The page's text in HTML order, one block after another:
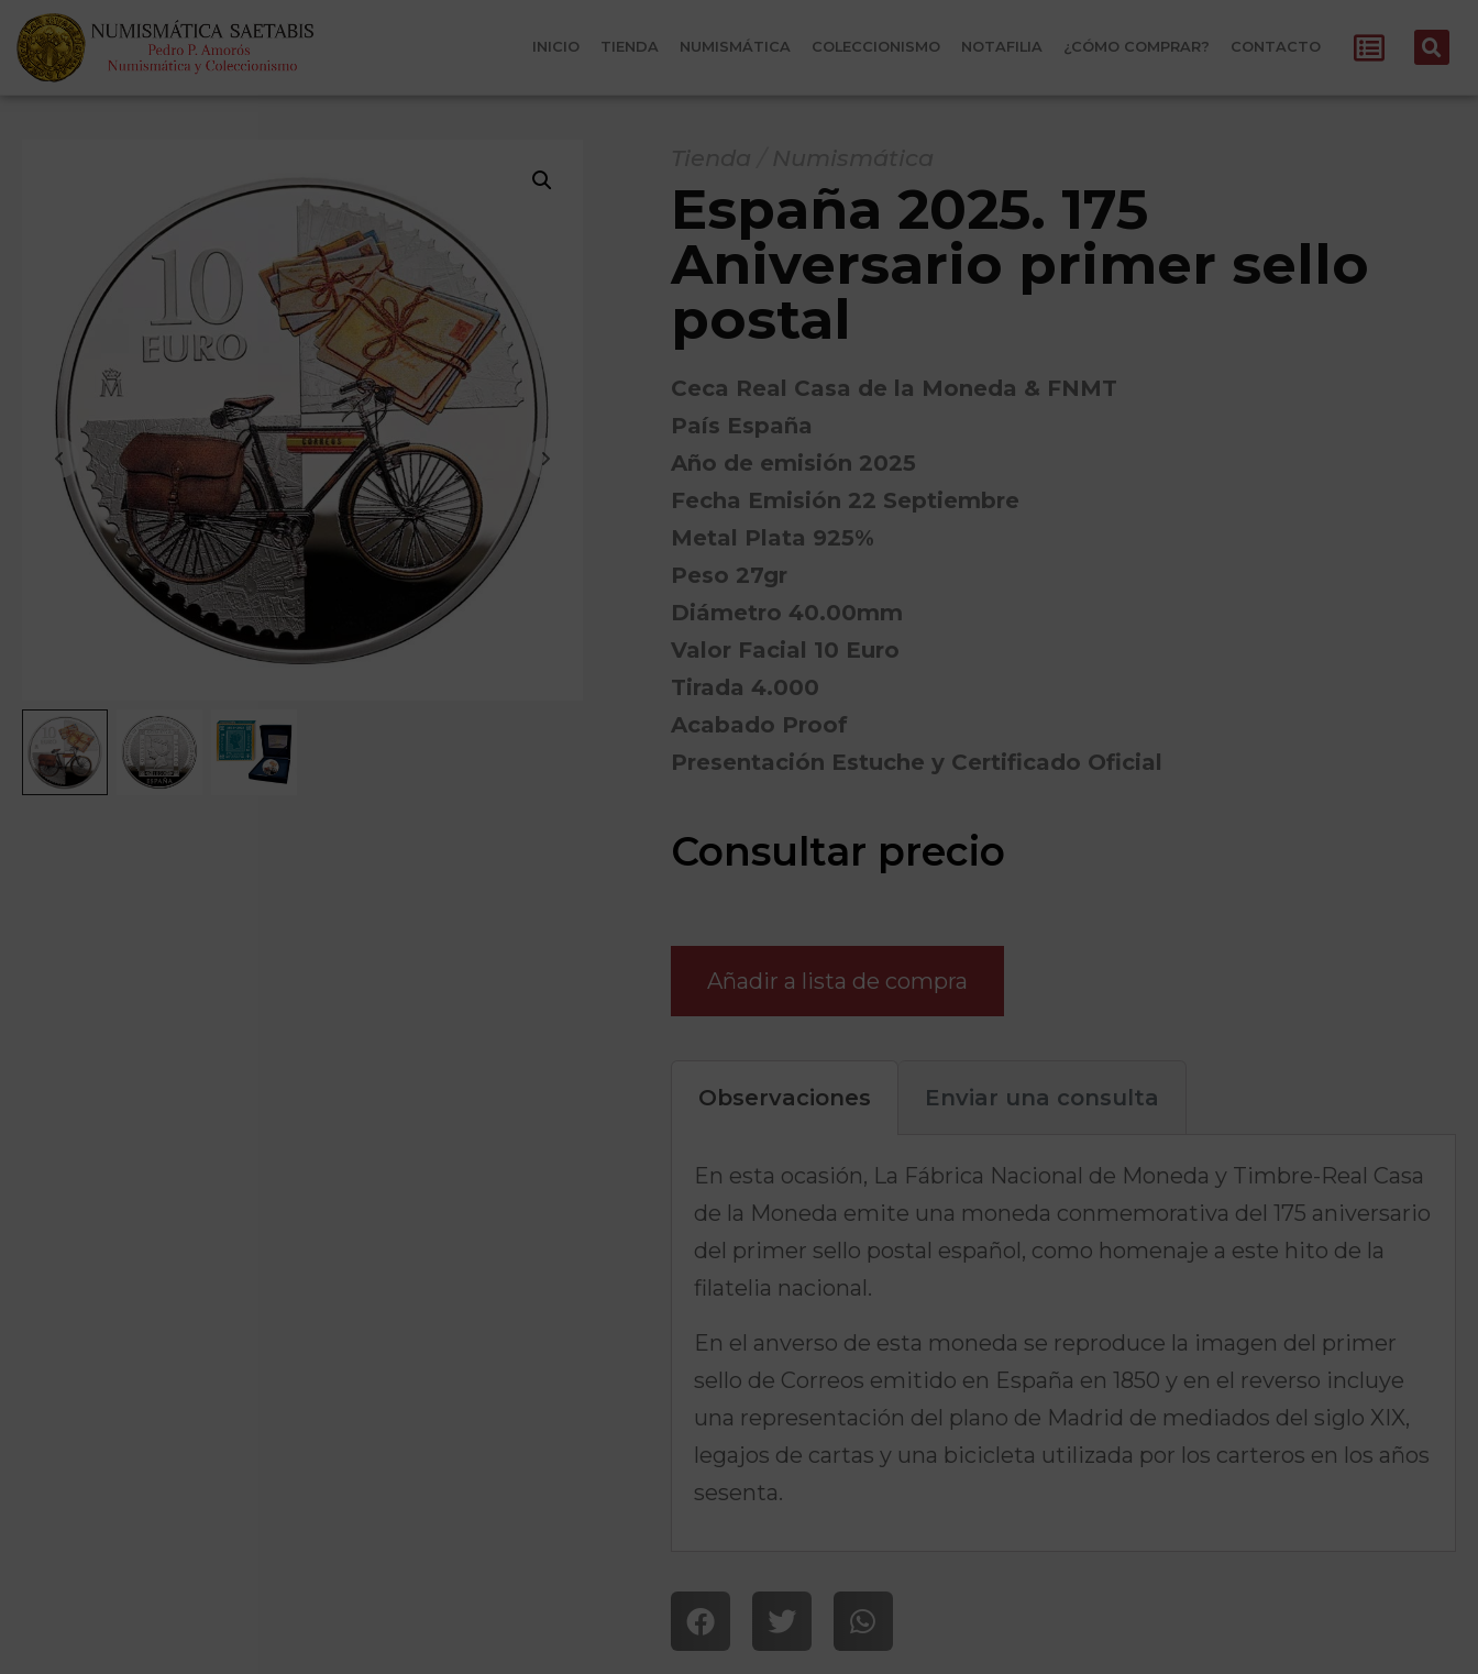
INICIO TIENDA NUMISMÁTICA COLECCIONISMO NOTAFILIA ¿CÓMO COMPRAR? CONTACTO
España 2025. 175
Aniversario primer sello
postal
Ceca Real Casa de la Moneda & FNMT
País España
Año de emisión 2025
Fecha Emisión 22 Septiembre
Metal Plata 925%
Peso 27gr
Diámetro 40.00mm
Valor Facial 10 Euro
Tirada 4.000
Acabado Proof
Presentación Estuche y Certificado Oficial
Consultar precio
Añadir a lista de compra
Observaciones Enviar una consulta
En esta ocasión, La Fábrica Nacional de Moneda y Timbre-Real Casa
de la Moneda emite una moneda conmemorativa del 175 aniversario
del primer sello postal español, como homenaje a este hito de la
filatelia nacional.
En el anverso de esta moneda se reproduce la imagen del primer
sello de Correos emitido en España en 1850 y en el reverso incluye
una representación del plano de Madrid de mediados del siglo XIX,
legajos de cartas y una bicicleta utilizada por los carteros en los años
sesenta.